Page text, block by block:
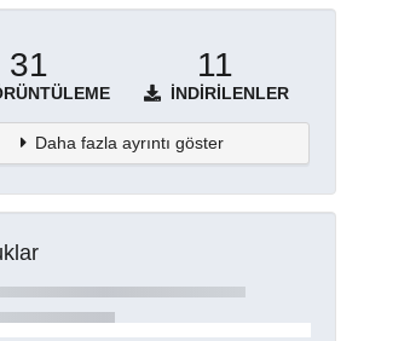
31 11
İNDIRILENLER
Daha fazla ayrıntı göster